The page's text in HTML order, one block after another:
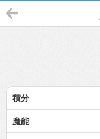
積分
魔能